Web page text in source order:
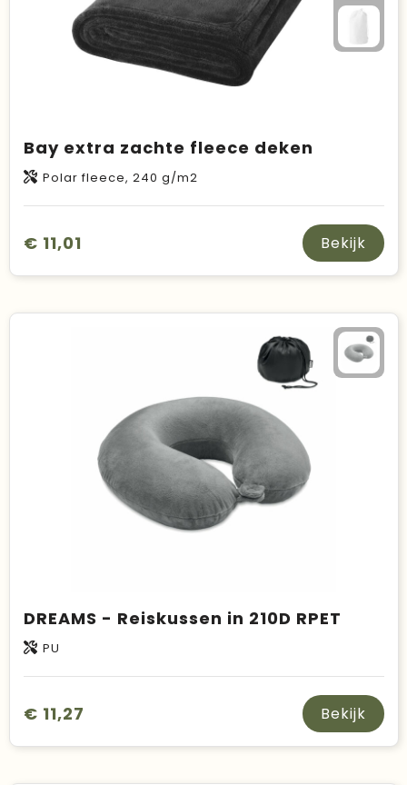
Bay extra zachte fleece deken
Polar fleece, 240 g/m2
€ 11,01 Bekijk
DREAMS - Reiskussen in 210D RPET
PU
€ 11,27 Bekijk